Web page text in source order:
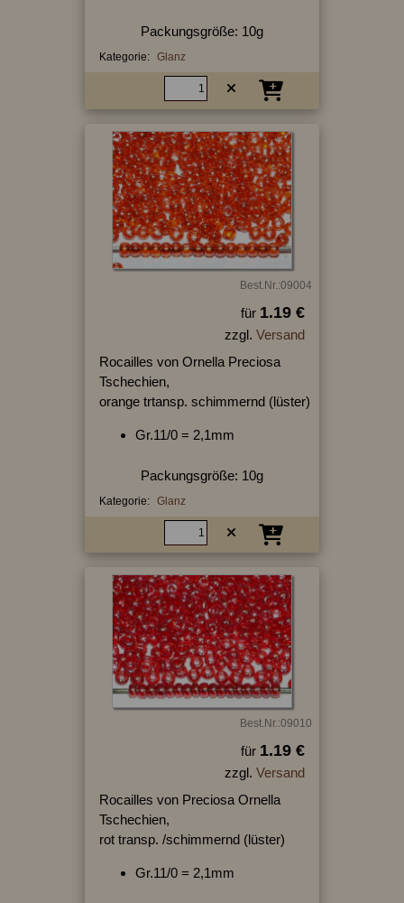
Packungsgröße: 10g
Kategorie: Glanz
Best.Nr.:09004
für 1.19 €
zzgl. Versand
Rocailles von Ornella Preciosa
Tschechien,
orange trtansp. schimmernd (lüster)
Gr.11/0 = 2,1mm
Packungsgröße: 10g
Kategorie: Glanz
Best.Nr.:09010
für 1.19 €
zzgl. Versand
Rocailles von Preciosa Ornella
Tschechien,
rot transp. /schimmernd (lüster)
Gr.11/0 = 2,1mm